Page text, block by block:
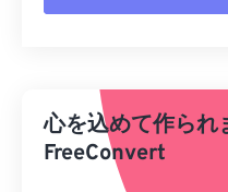
プリセットから適
プリセットとして
心を込めて作られ
FreeConvert